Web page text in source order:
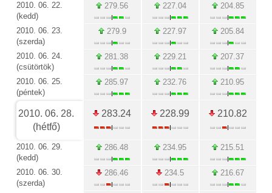
2010. 06. 22.
(kedd)
279.56 227.04 204.85
2010. 06. 23.
(szerda)
279.9 227.97 205.84
2010. 06. 24.
(csütörtök)
281.38 229.21 207.37
2010. 06. 25.
(péntek)
285.97 232.76 210.95
2010. 06. 28.
(hétfő)
283.24 228.99 210.82
2010. 06. 29.
(kedd)
286.48 234.95 215.51
2010. 06. 30.
(szerda)
286.46 234.5 216.67